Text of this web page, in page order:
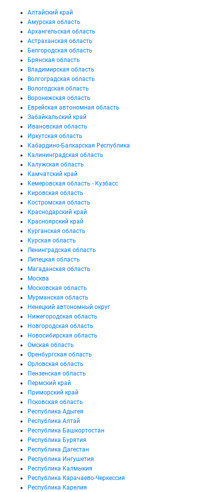
Алтайский край
Амурская область
Архангельская область
Астраханская область
Белгородская область
Брянская область
Владимирская область
Волгоградская область
Вологодская область
Воронежская область
Еврейская автономная область
Забайкальский край
Ивановская область
Иркутская область
Кабардино-Балкарская Республика
Калининградская область
Калужская область
Камчатский край
Кемеровская область - Кузбасс
Кировская область
Костромская область
Краснодарский край
Красноярский край
Курганская область
Курская область
Ленинградская область
Липецкая область
Магаданская область
Москва
Московская область
Мурманская область
Ненецкий автономный округ
Нижегородская область
Новгородская область
Новосибирская область
Омская область
Оренбургская область
Орловская область
Пензенская область
Пермский край
Приморский край
Псковская область
Республика Адыгея
Республика Алтай
Республика Башкортостан
Республика Бурятия
Республика Дагестан
Республика Ингушетия
Республика Калмыкия
Республика Карачаево-Черкессия
Республика Карелия